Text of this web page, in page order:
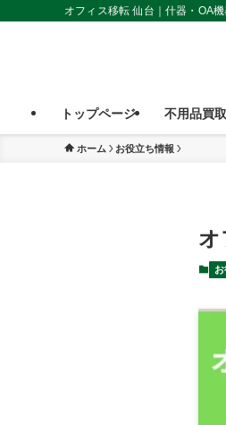
オフィス移転 仙台｜什器・OA
トップページ 不用品買
ホーム お役立ち情報
オ